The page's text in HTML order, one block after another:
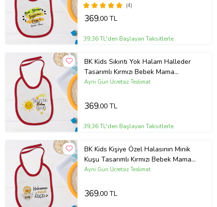
(4)
369,00 TL
39,36 TL'den Başlayan Taksitlerle
BK Kids Sıkıntı Yok Halam Halleder
Tasarımlı Kırmızı Bebek Mama
Önlüğü-1
Aynı Gün Ücretsiz Teslimat
369,00 TL
39,36 TL'den Başlayan Taksitlerle
BK Kids Kişiye Özel Halasının Minik
Kuşu Tasarımlı Kırmızı Bebek Mama
Önlüğü-1
Aynı Gün Ücretsiz Teslimat
369,00 TL